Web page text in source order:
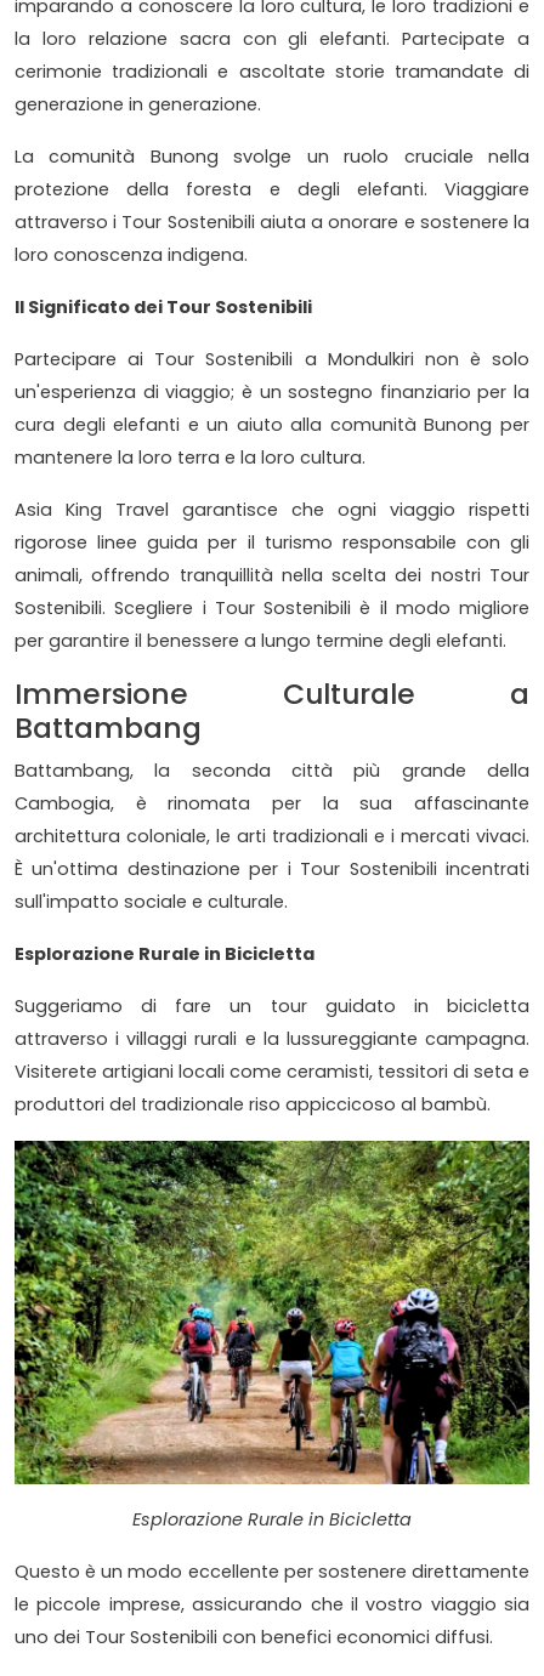
imparando a conoscere la loro cultura, le loro tradizioni e
la loro relazione sacra con gli elefanti. Partecipate a
cerimonie tradizionali e ascoltate storie tramandate di
generazione in generazione.
La comunità Bunong svolge un ruolo cruciale nella
protezione della foresta e degli elefanti. Viaggiare
attraverso i Tour Sostenibili aiuta a onorare e sostenere la
loro conoscenza indigena.
Il Significato dei Tour Sostenibili
Partecipare ai Tour Sostenibili a Mondulkiri non è solo
un'esperienza di viaggio; è un sostegno finanziario per la
cura degli elefanti e un aiuto alla comunità Bunong per
mantenere la loro terra e la loro cultura.
Asia King Travel garantisce che ogni viaggio rispetti
rigorose linee guida per il turismo responsabile con gli
animali, offrendo tranquillità nella scelta dei nostri Tour
Sostenibili. Scegliere i Tour Sostenibili è il modo migliore
per garantire il benessere a lungo termine degli elefanti.
Immersione Culturale a
Battambang
Battambang, la seconda città più grande della
Cambogia, è rinomata per la sua affascinante
architettura coloniale, le arti tradizionali e i mercati vivaci.
È un'ottima destinazione per i Tour Sostenibili incentrati
sull'impatto sociale e culturale.
Esplorazione Rurale in Bicicletta
Suggeriamo di fare un tour guidato in bicicletta
attraverso i villaggi rurali e la lussureggiante campagna.
Visiterete artigiani locali come ceramisti, tessitori di seta e
produttori del tradizionale riso appiccicoso al bambù.
Esplorazione Rurale in Bicicletta
Questo è un modo eccellente per sostenere direttamente
le piccole imprese, assicurando che il vostro viaggio sia
uno dei Tour Sostenibili con benefici economici diffusi.